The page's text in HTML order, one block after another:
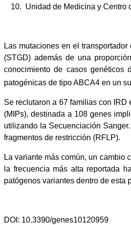
Unidad de Medicina y Centro
Las mutaciones en el
(STGD) además de una
conocimiento de casos genéticos
patogénicas de tipo ABCA4 en un
Se reclutaron a 67 familias con
(MIPs), destinada a 108 genes
utilizando la Secuenciación
fragmentos de restricción (RFLP).
La variante más común, un cambio
la frecuencia más alta reportada
patógenos variantes dentro de esta
DOI: 10.3390/genes10120959